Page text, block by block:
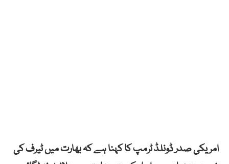
امریکی صدر ڈونلڈ ٹرمپ کا کہنا ہے کہ بھارت میں ٹیرف کی